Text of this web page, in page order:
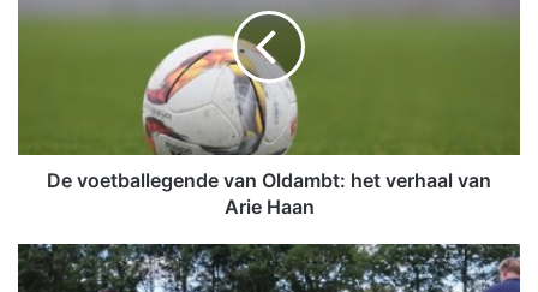
o
l
e
n
De voetballegende van Oldambt: het verhaal van
Arie Haan
K
o